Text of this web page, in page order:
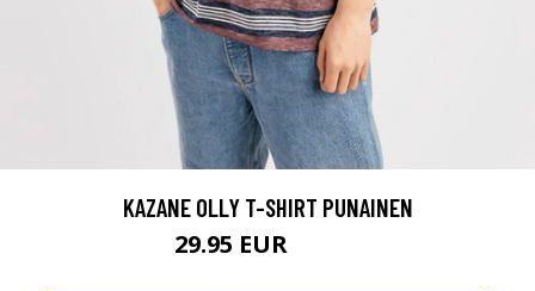
KAZANE OLLY T-SHIRT PUNAINEN
29.95 EUR